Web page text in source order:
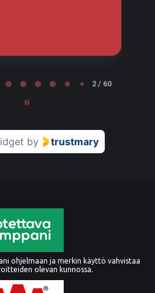
2 / 60
by trustmary
ohjelmaan ja merkin käyttö vahvistaa
olevan kunnossa.